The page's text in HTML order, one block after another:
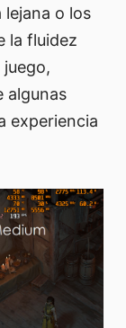
lejana o los
la fluidez
juego,
algunas
experiencia